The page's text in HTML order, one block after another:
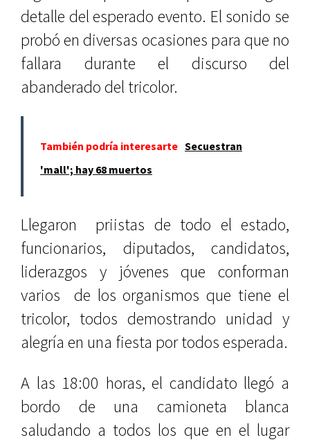
detalle del esperado evento. El sonido se
probó en diversas ocasiones para que no
fallara durante el discurso del
abanderado del tricolor.
También podría interesarte Secuestran
'mall'; hay 68 muertos
Llegaron priistas de todo el estado,
funcionarios, diputados, candidatos,
liderazgos y jóvenes que conforman
varios de los organismos que tiene el
tricolor, todos demostrando unidad y
alegría en una fiesta por todos esperada.
A las 18:00 horas, el candidato llegó a
bordo de una camioneta blanca
saludando a todos los que en el lugar